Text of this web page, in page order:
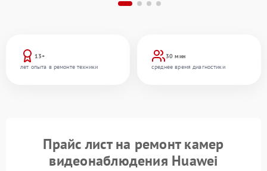
13+
лет опыта в ремонте техники
30 мин
среднее время диагностики
Прайс лист на ремонт камер
видеонаблюдения Huawei